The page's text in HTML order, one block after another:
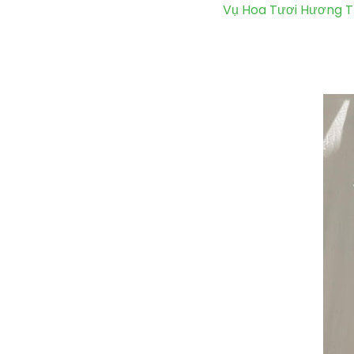
Vụ Hoa Tươi Hương